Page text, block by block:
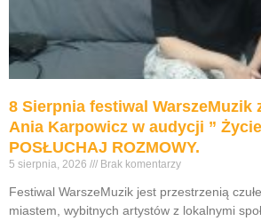
8 Sierpnia festiwal WarszeMuzik
Ania Karpowicz w audycji ”
POSŁUCHAJ ROZMOWY.
5 sierpnia, 2026 Brak komentarzy
Festiwal WarszeMuzik jest przestrzenią
miastem, wybitnych artystów z lokalnymi